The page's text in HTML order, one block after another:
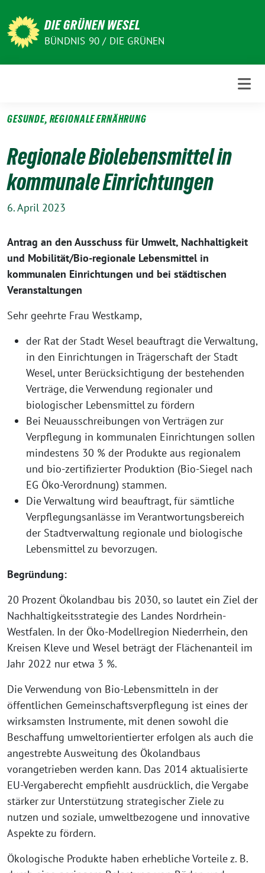
zum
Inhalt
DIE GRÜNEN WESEL
BÜNDNIS 90 / DIE GRÜNEN
GESUNDE, REGIONALE ERNÄHRUNG
Regionale Biolebensmittel in
kommunale Einrichtungen
6. April 2023
Antrag an den Ausschuss für Umwelt, Nachhaltigkeit
und Mobilität/Bio-regionale Lebensmittel in
kommunalen Einrichtungen und bei städtischen
Veranstaltungen
Sehr geehrte Frau Westkamp,
der Rat der Stadt Wesel beauftragt die Verwaltung,
in den Einrichtungen in Trägerschaft der Stadt
Wesel, unter Berücksichtigung der bestehenden
Verträge, die Verwendung regionaler und
biologischer Lebensmittel zu fördern
Bei Neuausschreibungen von Verträgen zur
Verpflegung in kommunalen Einrichtungen sollen
mindestens 30 % der Produkte aus regionalem
und bio-zertifizierter Produktion (Bio-Siegel nach
EG Öko-Verordnung) stammen.
Die Verwaltung wird beauftragt, für sämtliche
Verpflegungsanlässe im Verantwortungsbereich
der Stadtverwaltung regionale und biologische
Lebensmittel zu bevorzugen.
Begründung:
20 Prozent Ökolandbau bis 2030, so lautet ein Ziel der
Nachhaltigkeitsstrategie des Landes Nordrhein-
Westfalen. In der Öko-Modellregion Niederrhein, den
Kreisen Kleve und Wesel beträgt der Flächenanteil im
Jahr 2022 nur etwa 3 %.
Die Verwendung von Bio-Lebensmitteln in der
öffentlichen Gemeinschaftsverpflegung ist eines der
wirksamsten Instrumente, mit denen sowohl die
Beschaffung umweltorientierter erfolgen als auch die
angestrebte Ausweitung des Ökolandbaus
vorangetrieben werden kann. Das 2014 aktualisierte
EU-Vergaberecht empfiehlt ausdrücklich, die Vergabe
stärker zur Unterstützung strategischer Ziele zu
nutzen und soziale, umweltbezogene und innovative
Aspekte zu fördern.
Ökologische Produkte haben erhebliche Vorteile z. B.